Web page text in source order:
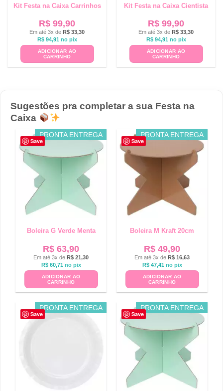
Kit Festa na Caixa Carrinhos
R$ 99,90
Em até 3x de R$ 33,30
R$94,91 no pix
ADICIONAR AO
CARRINHO
Kit Festa na Caixa Cientista
R$ 99,90
Em até 3x de R$ 33,30
R$94,91 no pix
ADICIONAR AO
CARRINHO
Sugestões pra completar a sua Festa na
Caixa
Save
PRONTA ENTREGA
Boleira G Verde Menta
R$ 63,90
Em até 3x de R$ 21,30
R$60,71 no pix
ADICIONAR AO
CARRINHO
Save
PRONTA ENTREGA
Boleira M Kraft 20cm
R$ 49,90
Em até 3x de R$ 16,63
R$47,41 no pix
ADICIONAR AO
CARRINHO
Save
PRONTA ENTREGA
Save
PRONTA ENTREGA